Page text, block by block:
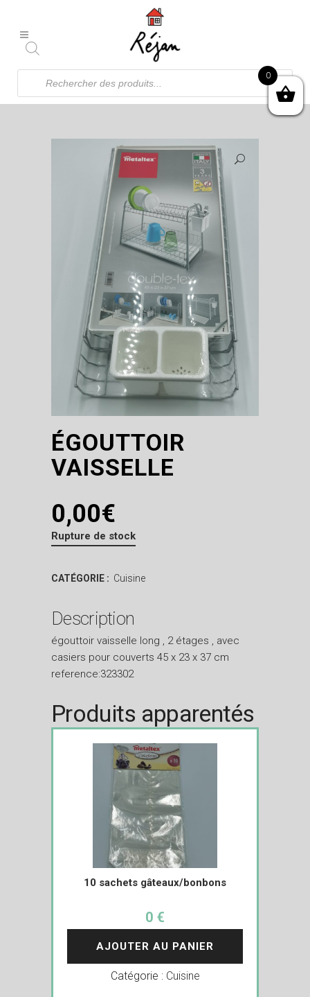
Recherche
produits
ÉGOUTTOIR
VAISSELLE
0,00€
Rupture de stock
CATÉGORIE : Cuisine
Description
égouttoir vaisselle long , 2 étages , avec
casiers pour couverts 45 x 23 x 37 cm
reference:323302
Produits apparentés
10 sachets gâteaux/bonbons
0 €
AJOUTER AU PANIER
Catégorie : Cuisine
0